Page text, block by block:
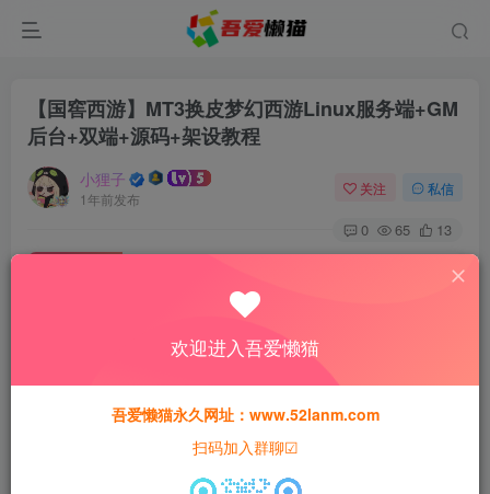
【国窖西游】MT3换皮梦幻西游Linux服务端+GM
后台+双端+源码+架设教程
小狸子
1年前发布
关注 私信
0 65 13
此内容为付费资源，请付费后查看
猫粮30
黄金会员猫粮15 钻石会员 免费
欢迎进入吾爱懒猫
吾爱懒猫永久网址：www.52lanm.com
扫码加入群聊☑